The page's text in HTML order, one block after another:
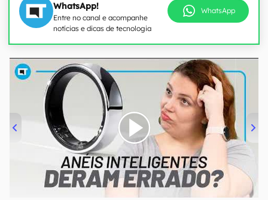
WhatsApp!
Entre no canal e acompanhe
notícias e dicas de tecnologia
WhatsApp
00:00/21:11